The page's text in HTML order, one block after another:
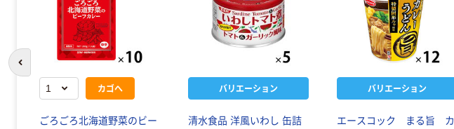
カゴへ
ごろごろ北海道野菜のビー
バリエーション
清水食品 洋風いわし 缶詰
バリエーション
エースコック まる旨 カ